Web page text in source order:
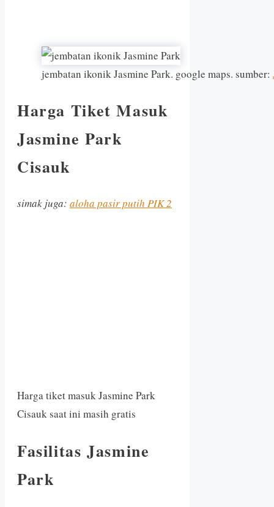
jembatan ikonik Jasmine Park. google maps. sumber:
Harga Tiket Masuk
Jasmine Park
Cisauk
simak juga: aloha pasir putih PIK 2
Harga tiket masuk Jasmine Park
Cisauk saat ini masih gratis
Fasilitas Jasmine
Park